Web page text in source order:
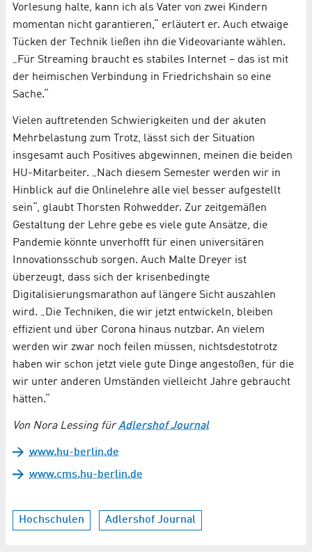
Vorlesung halte, kann ich als Vater von zwei Kindern
momentan nicht garantieren,“ erläutert er. Auch etwaige
Tücken der Technik ließen ihn die Videovariante wählen.
„Für Streaming braucht es stabiles Internet – das ist mit
der heimischen Verbindung in Friedrichshain so eine
Sache.“
Vielen auftretenden Schwierigkeiten und der akuten
Mehrbelastung zum Trotz, lässt sich der Situation
insgesamt auch Positives abgewinnen, meinen die beiden
HU-Mitarbeiter. „Nach diesem Semester werden wir in
Hinblick auf die Onlinelehre alle viel besser aufgestellt
sein“, glaubt Thorsten Rohwedder. Zur zeitgemäßen
Gestaltung der Lehre gebe es viele gute Ansätze, die
Pandemie könnte unverhofft für einen universitären
Innovationsschub sorgen. Auch Malte Dreyer ist
überzeugt, dass sich der krisenbedingte
Digitalisierungsmarathon auf längere Sicht auszahlen
wird. „Die Techniken, die wir jetzt entwickeln, bleiben
effizient und über Corona hinaus nutzbar. An vielem
werden wir zwar noch feilen müssen, nichtsdestotrotz
haben wir schon jetzt viele gute Dinge angestoßen, für die
wir unter anderen Umständen vielleicht Jahre gebraucht
hätten.“
Von Nora Lessing fürAdlershof Journal
www.hu-berlin.de
www.cms.hu-berlin.de
Hochschulen Adlershof Journal